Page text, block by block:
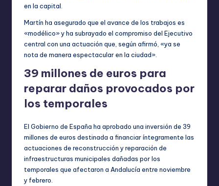
en la capital.
Martín ha asegurado que el avance de los trabajos es
«modélico» y ha subrayado el compromiso del Ejecutivo
central con una actuación que, según afirmó, «ya se
nota de manera espectacular en la ciudad».
39 millones de euros para
reparar daños provocados por
los temporales
El Gobierno de España ha aprobado una inversión de 39
millones de euros destinada a financiar íntegramente las
actuaciones de reconstrucción y reparación de
infraestructuras municipales dañadas por los
temporales que afectaron a Andalucía entre noviembre
y febrero.